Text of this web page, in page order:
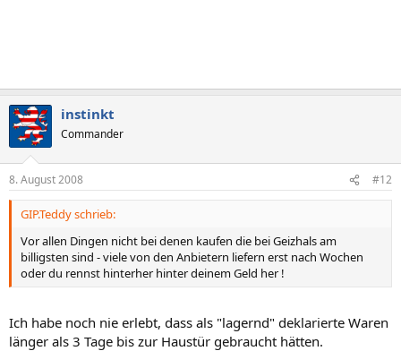
instinkt
Commander
8. August 2008 #12
GIP.Teddy schrieb:
Vor allen Dingen nicht bei denen kaufen die bei Geizhals am
billigsten sind - viele von den Anbietern liefern erst nach Wochen
oder du rennst hinterher hinter deinem Geld her !
Ich habe noch nie erlebt, dass als "lagernd" deklarierte Waren
länger als 3 Tage bis zur Haustür gebraucht hätten.